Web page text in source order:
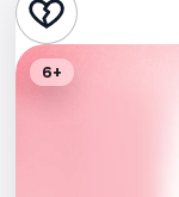
Стендап
6+